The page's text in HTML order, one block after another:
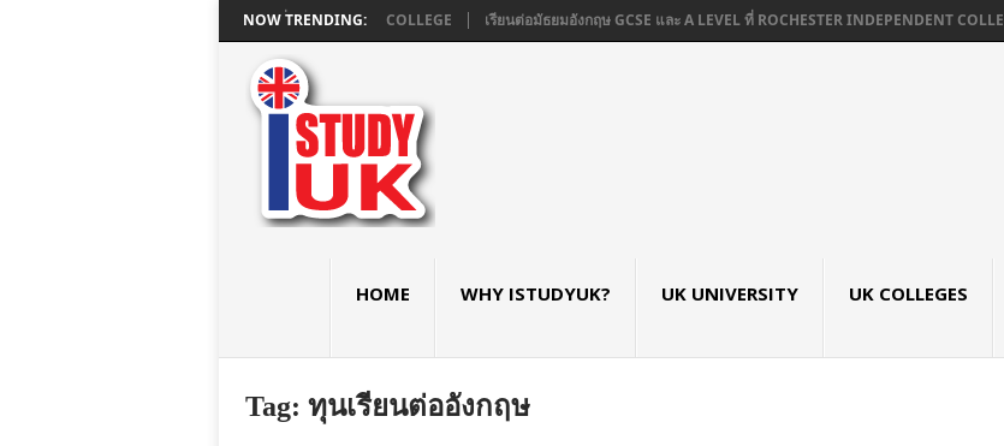
NOW TRENDING:
ฤษ GCSE และ A LEVEL ใน LONDON ที่ ASHBOURNE COLLEGE เรียนต่อมัธยมอังกฤษ GCSE และ A LEVEL ที่ ROCHESTER INDEPENDENT COLLEGE
HOME WHY ISTUDYUK? UK UNIVERSITY UK COLLEGES
Tag: ทุนเรียนต่ออังกฤษ